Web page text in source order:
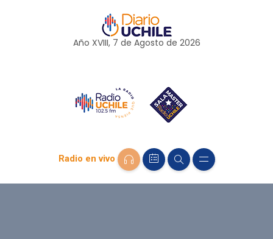
Año XVIII, 7 de Agosto de 2026
Radio en vivo